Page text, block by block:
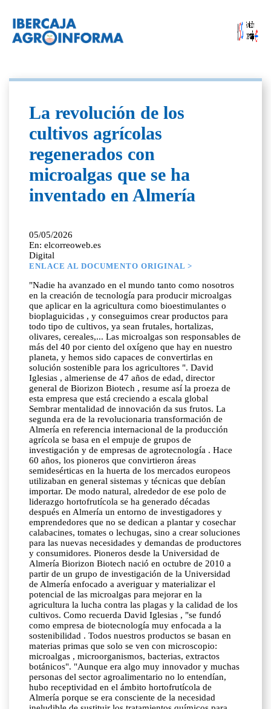
La revolución de los
cultivos agrícolas
regenerados con
microalgas que se ha
inventado en Almería
05/05/2026
En: elcorreoweb.es
Digital
ENLACE AL DOCUMENTO ORIGINAL >
"Nadie ha avanzado en el mundo tanto como nosotros en la creación de tecnología para producir microalgas que aplicar en la agricultura como bioestimulantes o bioplaguicidas , y conseguimos crear productos para todo tipo de cultivos, ya sean frutales, hortalizas, olivares, cereales,... Las microalgas son responsables de más del 40 por ciento del oxígeno que hay en nuestro planeta, y hemos sido capaces de convertirlas en solución sostenible para los agricultores ". David Iglesias , almeriense de 47 años de edad, director general de Biorizon Biotech , resume así la proeza de esta empresa que está creciendo a escala global Sembrar mentalidad de innovación da sus frutos. La segunda era de la revolucionaria transformación de Almería en referencia internacional de la producción agrícola se basa en el empuje de grupos de investigación y de empresas de agrotecnología . Hace 60 años, los pioneros que convirtieron áreas semidesérticas en la huerta de los mercados europeos utilizaban en general sistemas y técnicas que debían importar. De modo natural, alrededor de ese polo de liderazgo hortofrutícola se ha generado décadas después en Almería un entorno de investigadores y emprendedores que no se dedican a plantar y cosechar calabacines, tomates o lechugas, sino a crear soluciones para las nuevas necesidades y demandas de productores y consumidores. Pioneros desde la Universidad de Almería Biorizon Biotech nació en octubre de 2010 a partir de un grupo de investigación de la Universidad de Almería enfocado a averiguar y materializar el potencial de las microalgas para mejorar en la agricultura la lucha contra las plagas y la calidad de los cultivos. Como recuerda David Iglesias , "se fundó como empresa de biotecnología muy enfocada a la sostenibilidad . Todos nuestros productos se basan en materias primas que solo se ven con microscopio: microalgas , microorganismos, bacterias, extractos botánicos". "Aunque era algo muy innovador y muchas personas del sector agroalimentario no lo entendían, hubo receptividad en el ámbito hortofrutícola de Almería porque se era consciente de la necesidad ineludible de sustituir los tratamientos químicos para cultivar". Su sede y sus instalaciones están en el Parque Científico-Tecnológico de Almería . Su primera planta de producción la montaron en el año 2015. En el 2021 la ampliaron triplicando su dimensión, y en 2026 van a acometer otro gran crecimiento, ocupando terrenos colindantes para volver a triplicar. Actualmente disponen de 4 hectáreas para la producción de microalgas Visitas a sus biorreactores "Trabajamos ahora con 12 microorganismos , y tenemos una colección de otros mil microorganismos que estamos investigando. Los hemos analizado para saber si tienen algún compuesto interesante para lo que hacemos, y la siguiente fase es averiguar si lo podemos hacer crecer de forma controlada en nuestros biorreactores , ya sea en forma de balsas o de tubos", precisa David Iglesias . En su conjunto, es la planta de cultivo de microalgas para agricultura más grande de Europa , y reciben muchas visitas para conocerla. "Nosotros producimos los principios activos , y hay un proceso biotecnológico para sacarlos de nuestros microorganismos, y que sean el producto que le llega al agricultor en una garrafa, y eso también tiene un proceso de transformación tecnológica. Trabajamos toda la cadena de valor , y además hemos acreditado que somos capaces de fijar dos kilos de CO2 por cada kilo de biomasa que producimos". Para entender los recursos naturales que manejan, valga un ejemplo: el color rosado en los flamencos proviene del color rosado que se ve en las salinas, es una microalga que se llama 'Dunallella salina' y que tiene uno de los antioxidantes más potentes que hay en la naturaleza. El estrés de las plantas Las plantas sufren dos tipos de estrés: el biótico (provocado por la acción humana, o por la plaga de un insecto) y el abiótico (causado por los cambios intensos en el clima). "Ante eso, y a través de la fisiología vegetal , lo afrontamos desde el punto de vista científico para balancear la planta y conseguir mejorar su estado, y los frutos". "Si en una primavera hay exceso de calor, parte de las flores que tienen que convertirse en fruto se van al suelo, porque la planta detecta que ha de quitarse peso para sobrevivir. O si en una zona ha llovido muchísimo y eso causa encharcamiento en las raíces, aportamos otro tipo de suplementación que es como un desestresante. Nosotros trabajamos ese tipo de problemas, en un contexto de modificaciones por doquier a causa del cambio climático ". Una de sus instalaciones más sofisticadas es el fitotrón , equipo de alta tecnología diseñado para replicar con precisión condiciones ambientales controladas que son necesarias para el cultivo de plantas. Permite simular desde climas tropicales hasta ambientes árticos. Así pueden probar la eficacia y seguridad de sus productos adaptados a hábitats muy diferentes. Considera que "los agricultores tradicionales cada vez son más conscientes de que para competir han de ir un paso más allá respecto a lo usual. La agricultura está evolucionando muchísimo, y Andalucía participa activamente. Por eso, cuando, por ejemplo, hay problemas en los arrozales por la presencia de un hongo, y ya no se permiten productos químicos para afrontarlo, hemos creado un producto para preparar mejor a la planta, que se aplica de modo sencillo, y estamos reduciendo el ataque de esos hongos". Su estrecha relación con la Universidad de Almería se ha potenciado más desde 2023 al crear la Cátedra de Agricultura Regenerativa . "Participamos en la creación de talento. Tenemos una intensa relación con grupos de investigación de ingeniería química, de biología, de biotecnología,... Hemos becado ya a más de 40 estudiantes para investigar, y colaboramos en la elaboración de algunas tesis. En nuestro equipo de laboratorio hay 5 investigadores con rango de doctor que publican artículos en revistas científicas internacionales", explica el director general de Biorizon Biotech Creciente apoyo europeo a su innovación Desde que se fundó hace 15 años, Biorizon Biotech ha invertido más de 27 millones de euros en proyectos de investigación . Han contado con apoyos de fondos públicos desde organismos de la Junta de Andalucía, del Gobierno de España, y cada vez más desde la Comisión Europea , que ya en 2016 le dio un espaldarazo desde Bruselas con el proyecto Sabana , que es la base de toda la colección de microalgas y de los procesos y productos que desarrolla. Patentados incluso en Estados Unidos y en China , lo que no es nada fácil. "En los últimos 7 años estamos siendo muy valorados en Europa, ahora participamos en tres programas de fomento de la innovación. También son una vía para incorporar más talento. Tenemos un equipo muy bueno. Pero si necesitamos investigar sobre un hongo y no tenemos un experto en sus características, buscamos al mejor en Europa, firmamos un acuerdo con y se trabaja esa ciencia que quizás tiene en un cajón, para convertirla en producto". Plantilla de 140 trabajadores Biorizon Biotech tiene ya una plantilla de 140 personas , de las que 70 trabajan en España y las demás desde muy diversos países. En los últimos cuatro años han articulado su gran desarrollo internacional , y tienen filiales en cuatro países: Italia, México, Brasil y Ecuador . Ha integrado desde 2021 en su capital como socio minoritario al fondo de inversión español Moira , lo que ha permitido acelerar su escalado global La comercialización se materializa a través de distribuidores especializados. "Al ser productos biotecnológicos , el proceso de venta al agricultor es el propio de una labor de consultoría para que entiendan lo que les aporta. Una vez lo tienen, utilizarlos es muy sencillo. Nuestro objetivo es que el agricultor le vaya bien. Cuando constata que le aporta un incremento de producción o de calidad, va a querer seguir avanzando con nosotros". Pone un ejemplo del potencial de crecimiento de negocio que están viviendo. "Si acudimos a un agricultor que tiene 100 hectáreas de olivar, y admite probar uno de nuestros productos, lo habitual es que acepte probarlo en una hectárea. Si le va bien en el primer año, para el segundo decide aplicarlo en 10 hectáreas, y eso significa para nosotros multiplicar por 10. Y el tercer año, como le sigue yendo bien, decide introducirlo en la mitad de las hectáreas o en todas ellas, y volvemos a tener un incremento exponencial", detalla su director general. La agenda de trabajo de David Iglesias es un mapamundi. Cada año ha de estar muchos días fuera de casa por mor de sus viajes para el desarrollo de la empresa. Conversamos con él cuando iba a coger en el aeropuerto de Almería un avión para llegar a Madrid y viajar a Estados Unidos. Después, Marruecos, unos días en Almería, y el siguiente destino es Serbia. "Es importante estar en cada mercado y relacionarte, es donde te dicen cómo se usan nuestras soluciones, qué les están aportando". En 2015 lograron una facturación de 15 millones de euros , y en 2026 prevén superar los 20 millones . En la primera edición de los Premios Andalucía Trade , concedidos por el Gobierno andaluz, Biorizon Biotech fue elegida para recibir el galardón en la categoría de Innovación y Transferencia de Conocimiento Entre los acuerdos con otras empresas para realizar proyectos de innovación , destaca el que tienen en marcha para mejorar la calidad de los suelos , "con dos grandes empresas: una es Covap , con la que tenemos una relación estrecha, al ser muy activa y sobresaliente en iniciativas de investigación aplicada; y también hemos involucrado a la prestigiosa bodega de vinos Pago de Carraovejas , de la Ribera del Duero en Valladolid, pues mejorar la calidad del suelo influye en la calidad de la uva". Competir con grandes multinacionales Biorizon es consciente de que no pueden dormirse en los laureles porque muchas multinacionales quieren competir. "Estamos en permanente proceso de transformación para que